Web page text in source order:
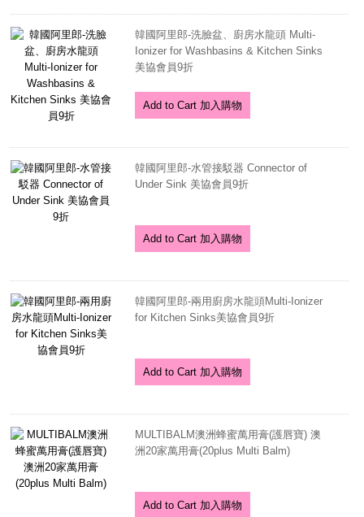
韓國阿里郎-洗臉盆、廚房水龍頭 Multi-
Ionizer for Washbasins & Kitchen Sinks
美協會員9折
Add to Cart 加入購物
韓國阿里郎-水管接駁器 Connector of
Under Sink 美協會員9折
Add to Cart 加入購物
韓國阿里郎-兩用廚房水龍頭Multi-Ionizer
for Kitchen Sinks美協會員9折
Add to Cart 加入購物
MULTIBALM澳洲蜂蜜萬用膏(護唇寶) 澳
洲20家萬用膏(20plus Multi Balm)
Add to Cart 加入購物